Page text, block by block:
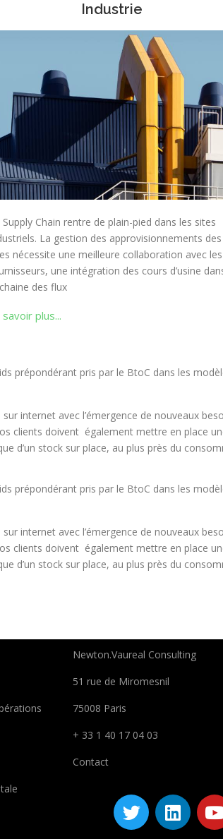
Industrie
Supply Chain rentre de plain-pied dans les sites
La gestion des approvisionnements des
nécessite une meilleure collaboration avec les
une intégration des cours d’usine
des flux
savoir plus...
prépondérant pris par le BtoC dans les
internet avec l’émergence de nouveaux
clients doivent également mettre en place
d’un stock sur place, au plus près du
prépondérant pris par le BtoC dans les
internet avec l’émergence de nouveaux
clients doivent également mettre en place
d’un stock sur place, au plus près du
Newton.Vaureal Consulting
51 rue de Miromesnil
75008 Paris
+ 33 1 40 17 04 03
Contact